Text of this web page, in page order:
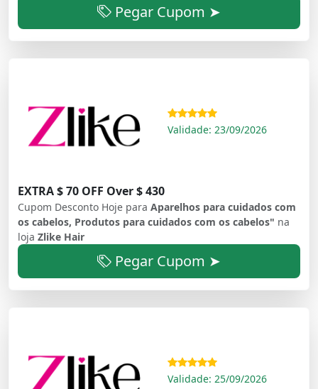
Pegar Cupom ➤
Validade: 23/09/2026
EXTRA $ 70 OFF Over $ 430
Cupom Desconto Hoje para Aparelhos para cuidados com
os cabelos, Produtos para cuidados com os cabelos" na
loja Zlike Hair
Pegar Cupom ➤
Validade: 25/09/2026